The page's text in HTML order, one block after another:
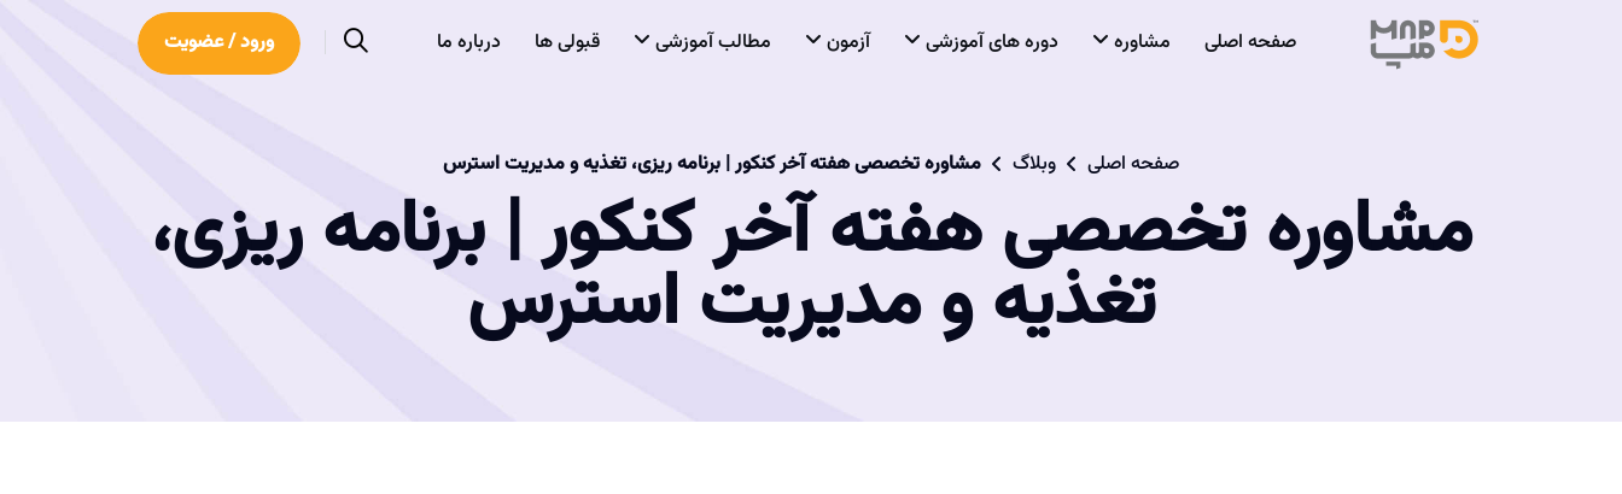
صفحه اصلی مشاوره دوره های آموزشی آزمون مطالب آموزشی قبولی ها درباره ما ورود / عضویت
صفحه اصلی وبلاگ مشاوره تخصصی هفته آخر کنکور | برنامه ریزی، تغذیه و مدیریت استرس
مشاوره تخصصی هفته آخر کنکور | برنامه ریزی،
تغذیه و مدیریت استرس